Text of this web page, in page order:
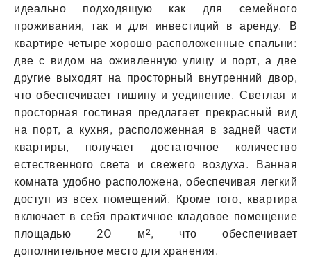
идеально подходящую как для семейного
проживания, так и для инвестиций в аренду. В
квартире четыре хорошо расположенные спальни:
две с видом на оживленную улицу и порт, а две
другие выходят на просторный внутренний двор,
что обеспечивает тишину и уединение. Светлая и
просторная гостиная предлагает прекрасный вид
на порт, а кухня, расположенная в задней части
квартиры, получает достаточное количество
естественного света и свежего воздуха. Ванная
комната удобно расположена, обеспечивая легкий
доступ из всех помещений. Кроме того, квартира
включает в себя практичное кладовое помещение
площадью 20 м², что обеспечивает
дополнительное место для хранения.